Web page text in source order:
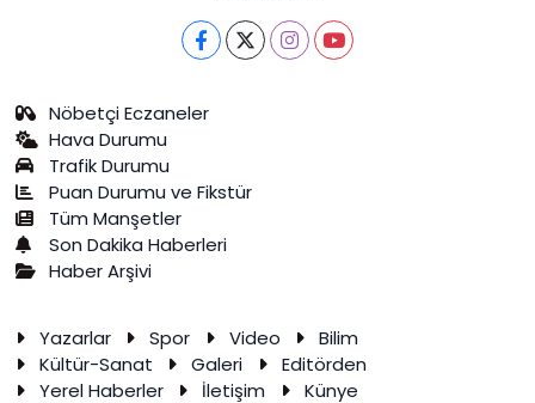
Nöbetçi Eczaneler
Hava Durumu
Trafik Durumu
Puan Durumu ve Fikstür
Tüm Manşetler
Son Dakika Haberleri
Haber Arşivi
Yazarlar Spor Video
Bilim
Kültür-Sanat
Galeri
Editörden
Yerel Haberler
İletişim Künye